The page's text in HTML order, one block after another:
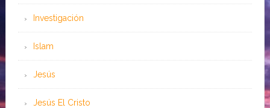
Investigación
Islam
Jesús
Jesús El Cristo